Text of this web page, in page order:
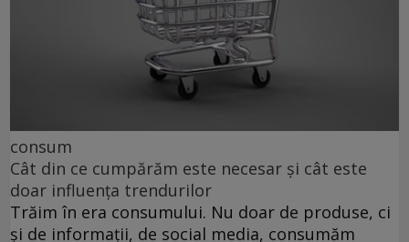
consum
Cât din ce cumpărăm este necesar și cât este
doar influența trendurilor
Trăim în era consumului. Nu doar de produse, ci
și de informații, de social media, consumăm